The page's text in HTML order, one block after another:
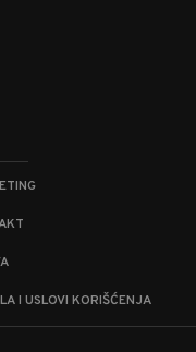
I USLOVI KORIŠĆENJA